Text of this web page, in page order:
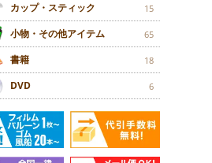
カップ・スティック 15
小物・その他アイテム 65
書籍 18
DVD 6